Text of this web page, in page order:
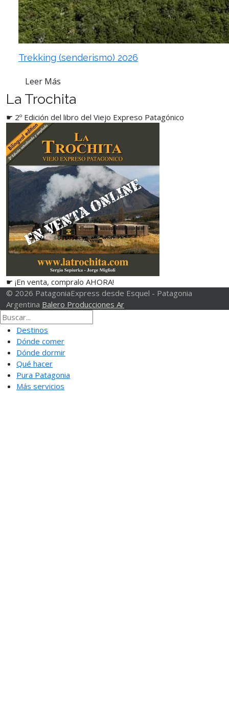
Trekking (senderismo) 2026
Leer Más
La Trochita
☛ 2º Edición del libro del Viejo Expreso Patagónico
☛ ¡En venta, compralo AHORA!
© 2026 PatagoniaExpress desde Esquel - Patagonia
Argentina Balero Producciones Ar
Destinos
Dónde comer
Dónde dormir
Qué hacer
Pura Patagonia
Más servicios